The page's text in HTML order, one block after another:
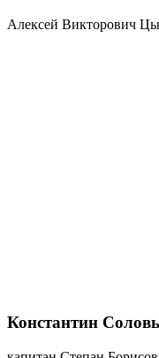
Алексей Викторович
Константин